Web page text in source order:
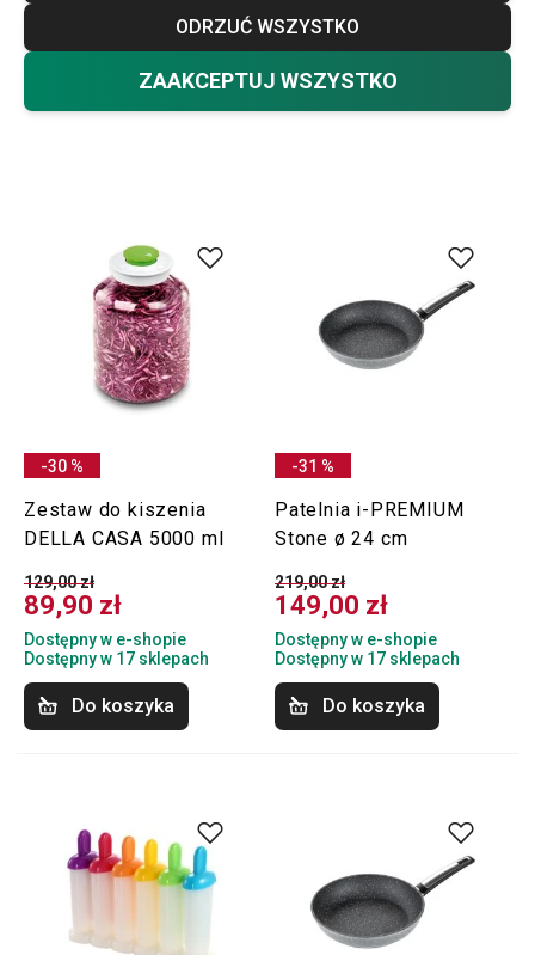
ODRZUĆ WSZYSTKO
ZAAKCEPTUJ WSZYSTKO
Filtrowanie produktów
-30 %
Zestaw do kiszenia
DELLA CASA 5000 ml
129,00 zł
89,90 zł
Dostępny w e-shopie
Dostępny w 17 sklepach
Do koszyka
-31 %
Patelnia i-PREMIUM
Stone ø 24 cm
219,00 zł
149,00 zł
Dostępny w e-shopie
Dostępny w 17 sklepach
Do koszyka